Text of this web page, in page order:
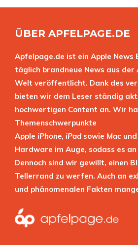
ÜBER APFELPAGE.DE
Apfelpage.de ist ein Apple News
täglich brandneue News aus der
Welt veröffentlicht. Dank des
bieten wir dem Leser ständig
hochwertigen Content an. Wir
Themenschwerpunkte
Apple iPhone, iPad sowie Mac
Hardware im Auge, sodass es
Dennoch sind wir gewillt, einen
Tellerrand zu werfen. Auch an
und phänomenalen Fakten